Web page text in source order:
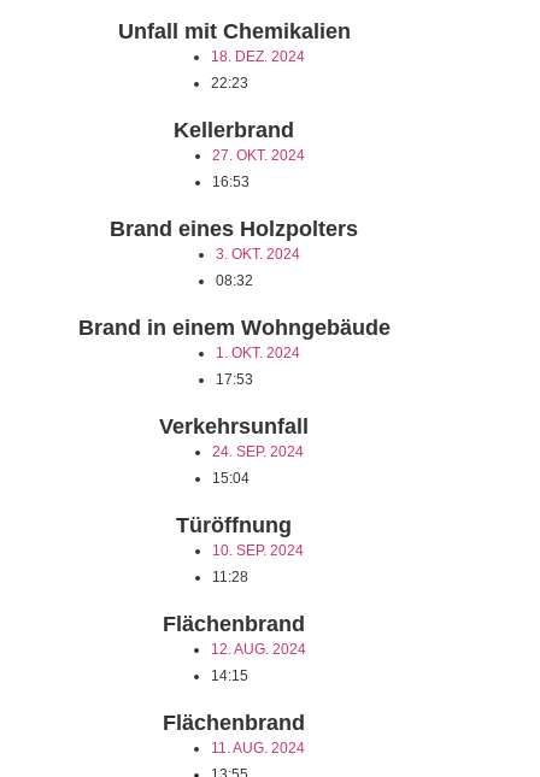
Unfall mit Chemikalien
18. DEZ. 2024
22:23
Kellerbrand
27. OKT. 2024
16:53
Brand eines Holzpolters
3. OKT. 2024
08:32
Brand in einem Wohngebäude
1. OKT. 2024
17:53
Verkehrsunfall
24. SEP. 2024
15:04
Türöffnung
10. SEP. 2024
11:28
Flächenbrand
12. AUG. 2024
14:15
Flächenbrand
11. AUG. 2024